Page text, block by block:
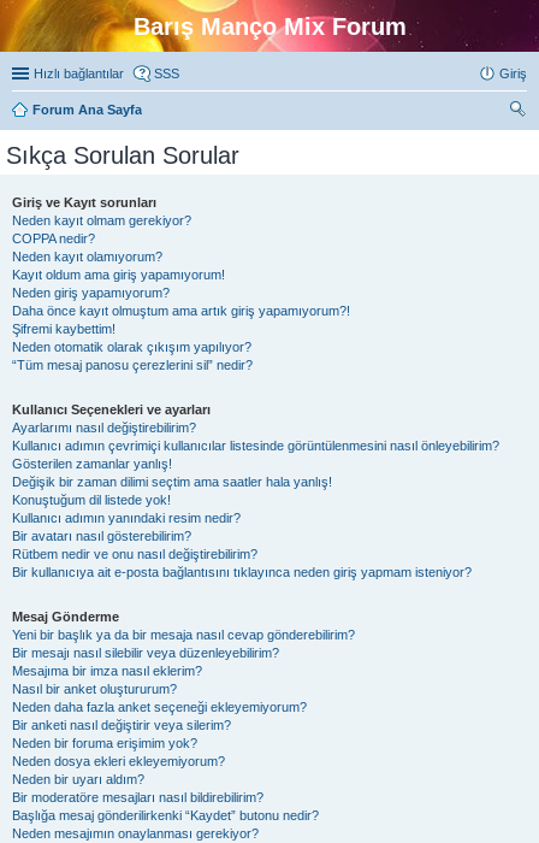
Barış Manço Mix Forum
Hızlı bağlantılar SSS Giriş
Forum Ana Sayfa
Sıkça Sorulan Sorular
Giriş ve Kayıt sorunları
Neden kayıt olmam gerekiyor?
COPPA nedir?
Neden kayıt olamıyorum?
Kayıt oldum ama giriş yapamıyorum!
Neden giriş yapamıyorum?
Daha önce kayıt olmuştum ama artık giriş yapamıyorum?!
Şifremi kaybettim!
Neden otomatik olarak çıkışım yapılıyor?
“Tüm mesaj panosu çerezlerini sil” nedir?
Kullanıcı Seçenekleri ve ayarları
Ayarlarımı nasıl değiştirebilirim?
Kullanıcı adımın çevrimiçi kullanıcılar listesinde görüntülenmesini nasıl önleyebilirim?
Gösterilen zamanlar yanlış!
Değişik bir zaman dilimi seçtim ama saatler hala yanlış!
Konuştuğum dil listede yok!
Kullanıcı adımın yanındaki resim nedir?
Bir avatarı nasıl gösterebilirim?
Rütbem nedir ve onu nasıl değiştirebilirim?
Bir kullanıcıya ait e-posta bağlantısını tıklayınca neden giriş yapmam isteniyor?
Mesaj Gönderme
Yeni bir başlık ya da bir mesaja nasıl cevap gönderebilirim?
Bir mesajı nasıl silebilir veya düzenleyebilirim?
Mesajıma bir imza nasıl eklerim?
Nasıl bir anket oluştururum?
Neden daha fazla anket seçeneği ekleyemiyorum?
Bir anketi nasıl değiştirir veya silerim?
Neden bir foruma erişimim yok?
Neden dosya ekleri ekleyemiyorum?
Neden bir uyarı aldım?
Bir moderatöre mesajları nasıl bildirebilirim?
Başlığa mesaj gönderilirkenki “Kaydet” butonu nedir?
Neden mesajımın onaylanması gerekiyor?